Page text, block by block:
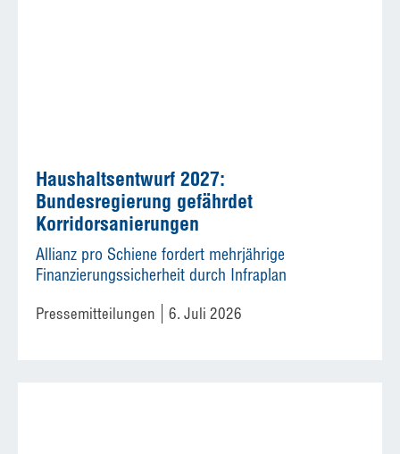
Haushaltsentwurf 2027:
Bundesregierung gefährdet
Korridorsanierungen
Allianz pro Schiene fordert mehrjährige
Finanzierungssicherheit durch Infraplan
Pressemitteilungen 6. Juli 2026